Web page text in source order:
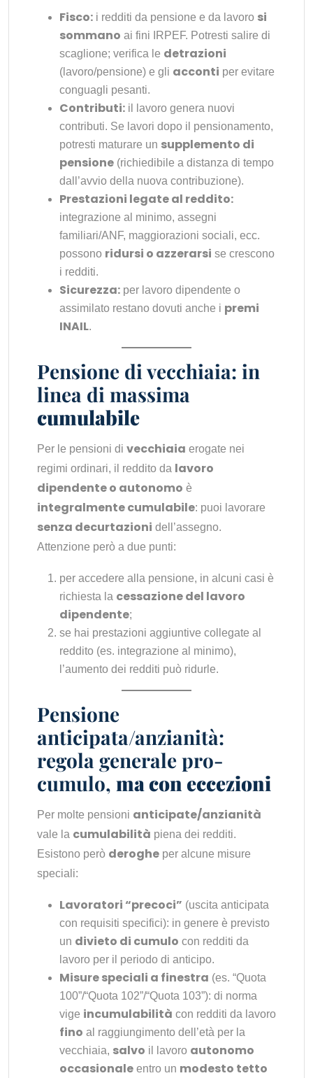
Fisco: i redditi da pensione e da lavoro si
sommano ai fini IRPEF. Potresti salire di
scaglione; verifica le detrazioni
(lavoro/pensione) e gli acconti per evitare
conguagli pesanti.
Contributi: il lavoro genera nuovi
contributi. Se lavori dopo il pensionamento,
potresti maturare un supplemento di
pensione (richiedibile a distanza di tempo
dall’avvio della nuova contribuzione).
Prestazioni legate al reddito:
integrazione al minimo, assegni
familiari/ANF, maggiorazioni sociali, ecc.
possono ridursi o azzerarsi se crescono
i redditi.
Sicurezza: per lavoro dipendente o
assimilato restano dovuti anche i premi
INAIL.
Pensione di vecchiaia: in
linea di massima
cumulabile
Per le pensioni di vecchiaia erogate nei
regimi ordinari, il reddito da lavoro
dipendente o autonomo è
integralmente cumulabile: puoi lavorare
senza decurtazioni dell’assegno.
Attenzione però a due punti:
per accedere alla pensione, in alcuni casi è
richiesta la cessazione del lavoro
dipendente;
se hai prestazioni aggiuntive collegate al
reddito (es. integrazione al minimo),
l’aumento dei redditi può ridurle.
Pensione
anticipata/anzianità:
regola generale pro-
cumulo, ma con eccezioni
Per molte pensioni anticipate/anzianità
vale la cumulabilità piena dei redditi.
Esistono però deroghe per alcune misure
speciali:
Lavoratori “precoci” (uscita anticipata
con requisiti specifici): in genere è previsto
un divieto di cumulo con redditi da
lavoro per il periodo di anticipo.
Misure speciali a finestra (es. “Quota
100”/“Quota 102”/“Quota 103”): di norma
vige incumulabilità con redditi da lavoro
fino al raggiungimento dell’età per la
vecchiaia, salvo il lavoro autonomo
occasionale entro un modesto tetto